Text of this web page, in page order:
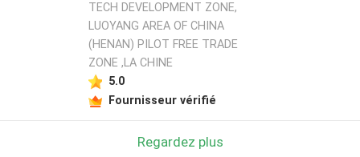
TECH DEVELOPMENT ZONE,
LUOYANG AREA OF CHINA
(HENAN) PILOT FREE TRADE
ZONE ,LA CHINE
5.0
Fournisseur vérifié
Regardez plus